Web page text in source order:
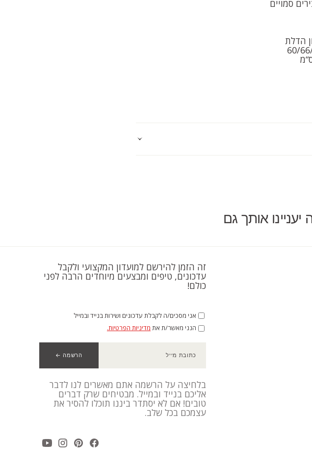
הדלת
אותך גם
זה הזמן להירשם למועדון המקצועי ולקבל
עדכונים, טיפים ומבצעים מיוחדים הרבה לפני
כולם!
אני מסכים/ה לקבלת עדכונים ושירות בנייד ובמייל
הנני מאשר/ת את מדיניות הפרטיות.
כתובת מייל הרשמה ←
בלחיצה על הרשמה אתם מאשרים לנו לדבר
אליכם בנייד ובמייל. מבטיחים שרק דברים
טובים! אם לא יסתדר ביננו תוכלו להסיר את
עצמכם בכל שלב.